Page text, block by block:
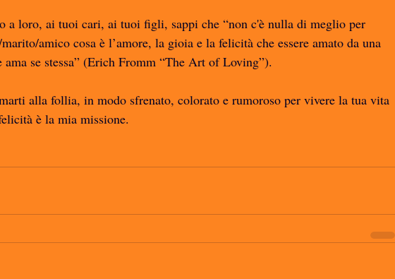
a loro, ai tuoi cari, ai tuoi figli, sappi che “non c'è nulla di meglio per
amico cosa è l’amore, la gioia e la felicità che essere amato da una
se stessa” (Erich Fromm “The Art of Loving”).
alla follia, in modo sfrenato, colorato e rumoroso per vivere la tua vita
è la mia missione.